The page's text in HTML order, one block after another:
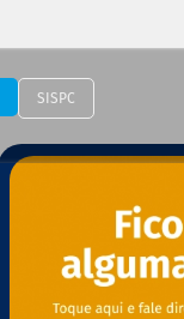
SISPC